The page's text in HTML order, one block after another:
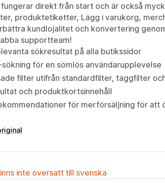
direkt från start och är också
produktetiketter, Lägg i varukorg,
kundlojalitet och konvertering
supportteam!
sökresultat på alla butikssidor
för en sömlös användarupplevelse
filter utifrån standardfilter, taggfilter
och produktkortsinnehåll
för merförsäljning för att
inte översatt till svenska